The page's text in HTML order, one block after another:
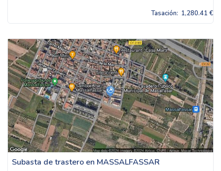
Tasación: 1,280.41 €
Subasta de trastero en MASSALFASSAR